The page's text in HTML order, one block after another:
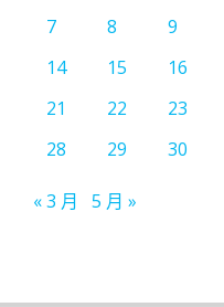
7
8 9
14
15 16
21
22 23
28
29 30
« 3 月 5 月 »